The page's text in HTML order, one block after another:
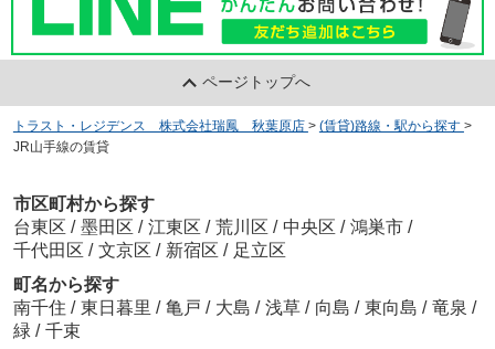
ページトップへ
トラスト・レジデンス 株式会社瑞鳳 秋葉原店 > (賃貸)路線・駅から探す >
JR山手線の賃貸
市区町村から探す
台東区 / 墨田区 / 江東区 / 荒川区 / 中央区 / 鴻巣市 /
千代田区 / 文京区 / 新宿区 / 足立区
町名から探す
南千住 / 東日暮里 / 亀戸 / 大島 / 浅草 / 向島 / 東向島 / 竜泉 /
緑 / 千束